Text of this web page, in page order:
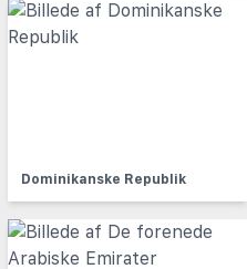
Dominikanske Republik